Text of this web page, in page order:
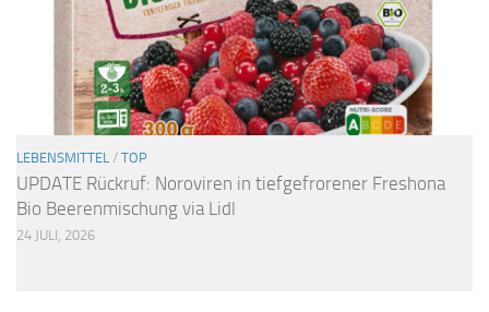
LEBENSMITTEL / TOP
UPDATE Rückruf: Noroviren in tiefgefrorener Freshona
Bio Beerenmischung via Lidl
24 JULI, 2026